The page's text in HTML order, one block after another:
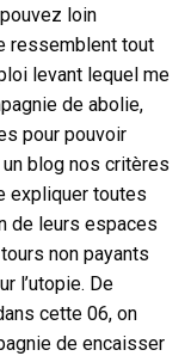
loin
ressemblent tout
levant lequel me
de abolie,
pour pouvoir
blog nos critères
expliquer toutes
de leurs espaces
non payants
l’utopie. De
cette 06, on
de encaisser